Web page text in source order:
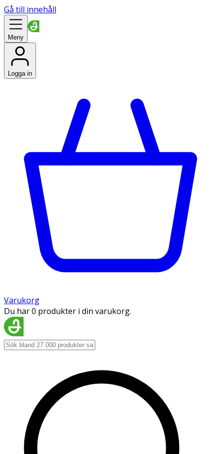
Gå till innehåll
Meny
Logga in
Varukorg
Du har 0 produkter i din varukorg.